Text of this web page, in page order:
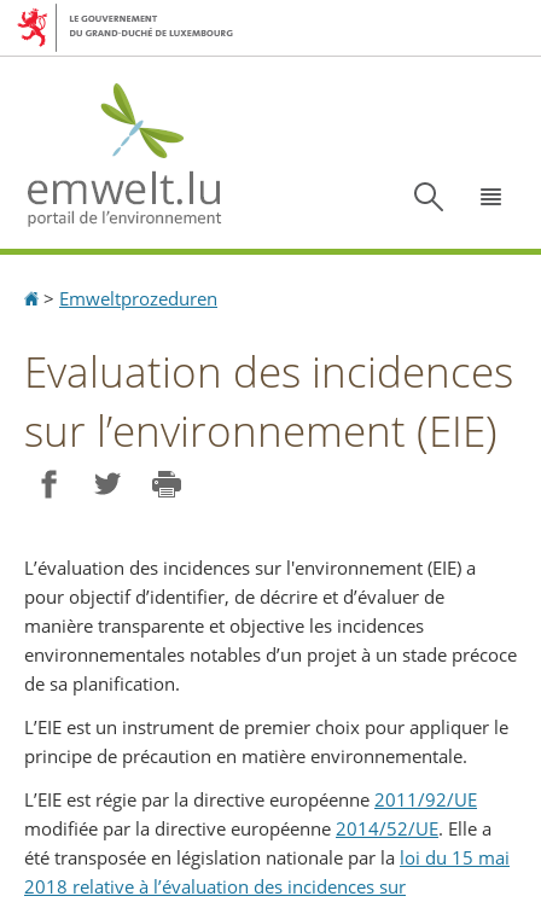
Aller
Aller
Accueil
> Emweltprozeduren
Evaluation des incidences
sur l’environnement (EIE)
L’évaluation des incidences sur l'environnement (EIE) a
pour objectif d’identifier, de décrire et d’évaluer de
manière transparente et objective les incidences
environnementales notables d’un projet à un stade précoce
de sa planification.
L’EIE est un instrument de premier choix pour appliquer le
principe de précaution en matière environnementale.
L’EIE est régie par la directive européenne 2011/92/UE
modifiée par la directive européenne 2014/52/UE. Elle a
été transposée en législation nationale par la loi du 15 mai
2018 relative à l’évaluation des incidences sur